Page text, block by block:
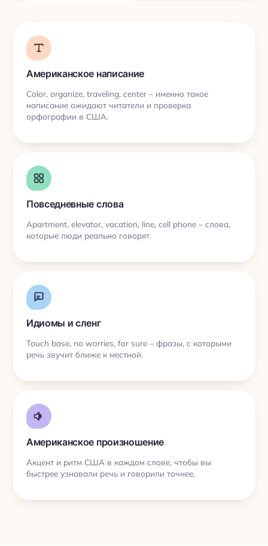
Американское написание
Color, organize, traveling, center – именно такое
написание ожидают читатели и проверка
орфографии в США.
Повседневные слова
Apartment, elevator, vacation, line, cell phone – слова,
которые люди реально говорят.
Идиомы и сленг
Touch base, no worries, for sure – фразы, с которыми
речь звучит ближе к местной.
Американское произношение
Акцент и ритм США в каждом слове, чтобы вы
быстрее узнавали речь и говорили точнее.